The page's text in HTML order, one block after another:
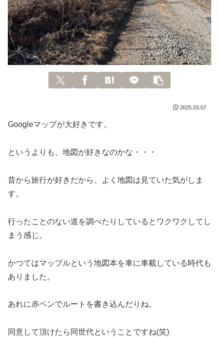
2025.03.07
Googleマップが大好きです。
というよりも、地図が好きなのかな・・・
昔から旅行が好きだから、よく地図は見ていた気がしま
す。
行ったことのない道を調べたりしているとワクワクしてし
まう感じ。
かつてはマップルという地図本を車に車載している時代も
ありました。
あれに赤ペンでルートを書き込んだりね。
同意して頂けたら同世代ということですね(笑)